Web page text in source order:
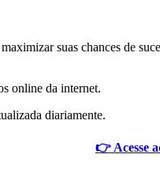
suas chances de
online da internet.
diariamente.
👉 Acesse